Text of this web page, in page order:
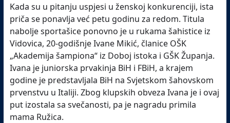
Kada su u pitanju uspjesi u ženskoj konkurenciji, ista
priča se ponavlja već petu godinu za redom. Titula
nabolje sportašice ponovno je u rukama šahistice iz
Vidovica, 20-godišnje Ivane Mikić, članice OŠK
„Akademija šampiona“ iz Doboj istoka i GŠK Županja.
Ivana je juniorska prvakinja BiH i FBiH, a krajem
godine je predstavljala BiH na Svjetskom šahovskom
prvenstvu u Italiji. Zbog klupskih obveza Ivana je i ovaj
put izostala sa svečanosti, pa je nagradu primila
mama Ružica.